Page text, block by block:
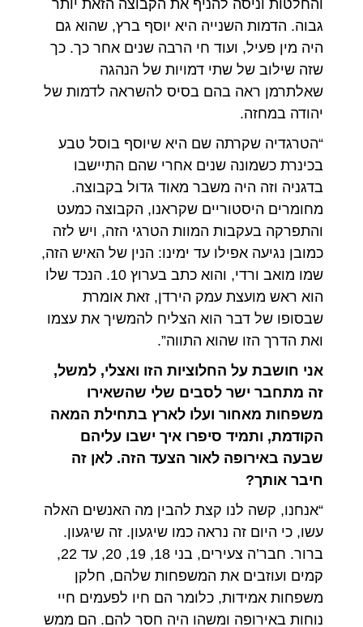
והחלטות וניסה להניף את הקבוצה הזאת יותר
גבוה. הדמות השנייה היא יוסף ברץ, שהוא גם
היה מין פעיל, ועוד חי הרבה שנים אחר כך. כך
שזה שילוב של שתי דמויות של הנהגה
שאלתרמן ראה בהם בסיס להשראה לדמות של
יהודה במחזה.
“הטרגדיה שקרתה שם היא שיוסף בוסל טבע
בכינרת כשמונה שנים אחרי שהם התיישבו
בדגניה וזה היה משבר מאוד גדול בקבוצה.
מחומרים היסטוריים שקראנו, הקבוצה כמעט
והתפרקה בעקבות המוות הטרגי הזה, ויש לזה
כמובן נגיעה אפילו עד ימינו: הנין של האיש הזה,
שמו מואב ורדי, והוא כתב בערוץ 10. הנכד שלו
הוא ראש מועצת עמק הירדן, זאת אומרת
שבסופו של דבר הוא הצליח להמשיך את עצמו
ואת הדרך הזו שהוא התווה”.
אני חושבת על החלוציות הזו ואצלי, למשל,
זה מתחבר ישר לסבים שלי שהשאירו
משפחות מאחור ועלו לארץ בתחילת המאה
הקודמת, ותמיד סיפרו איך ישבו עליהם
שבעה באירופה לאור הצעד הזה. לאן זה
חיבר אותך?
“אנחנו, קשה לנו קצת להבין מה האנשים האלה
עשו, כי היום זה נראה כמו שיגעון. זה שיגעון.
ברור. חבר’ה צעירים, בני 18, 19, 20, עד 22,
קמים ועוזבים את המשפחות שלהם, חלקן
משפחות אמידות, כלומר הם חיו לפעמים חיי
נוחות באירופה ומשהו היה חסר להם. הם ממש